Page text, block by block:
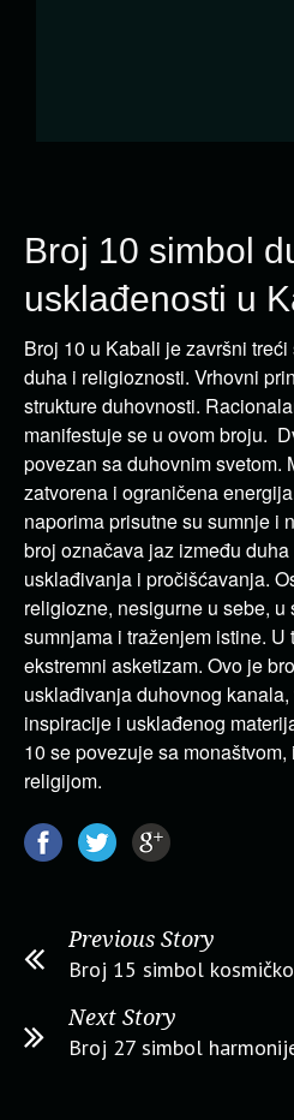
Broj 10 simbol
usklađenosti u
Broj 10 u Kabali je završni
duha i religioznosti. Vrhovni
strukture duhovnosti.
manifestuje se u ovom broju.
povezan sa duhovnim svetom.
zatvorena i ograničena
naporima prisutne su sumnje i
broj označava jaz između
usklađivanja i pročišćavanja.
religiozne, nesigurne u sebe, u
sumnjama i traženjem istine. U
ekstremni asketizam. Ovo je
usklađivanja duhovnog
inspiracije i usklađenog
10 se povezuje sa
religijom.
Previous Story
Broj 15 simbol
Next Story
Broj 27 simbol